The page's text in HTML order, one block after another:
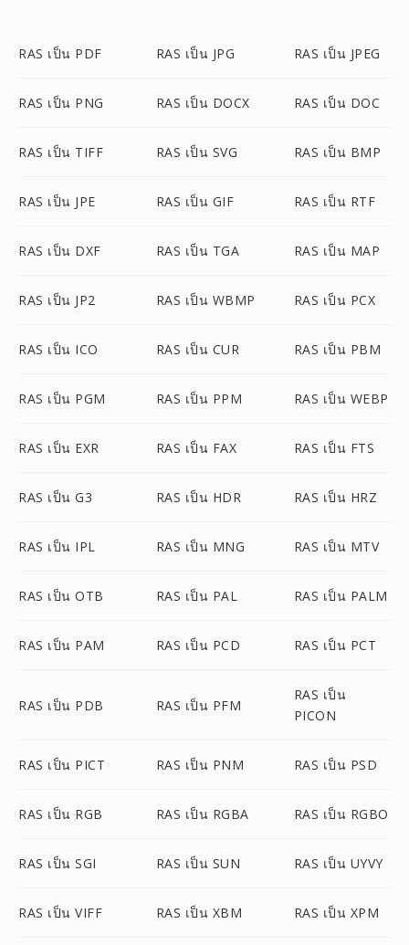
RAS เป็น PDF RAS เป็น JPG RAS เป็น JPEG
RAS เป็น PNG RAS เป็น DOCX RAS เป็น DOC
RAS เป็น TIFF RAS เป็น SVG RAS เป็น BMP
RAS เป็น JPE RAS เป็น GIF RAS เป็น RTF
RAS เป็น DXF RAS เป็น TGA RAS เป็น MAP
RAS เป็น JP2 RAS เป็น WBMP RAS เป็น PCX
RAS เป็น ICO RAS เป็น CUR RAS เป็น PBM
RAS เป็น PGM RAS เป็น PPM RAS เป็น WEBP
RAS เป็น EXR RAS เป็น FAX RAS เป็น FTS
RAS เป็น G3 RAS เป็น HDR RAS เป็น HRZ
RAS เป็น IPL RAS เป็น MNG RAS เป็น MTV
RAS เป็น OTB RAS เป็น PAL RAS เป็น PALM
RAS เป็น PAM RAS เป็น PCD RAS เป็น PCT
RAS เป็น PDB RAS เป็น PFM
RAS เป็น
PICON
RAS เป็น PICT RAS เป็น PNM RAS เป็น PSD
RAS เป็น RGB RAS เป็น RGBA RAS เป็น RGBO
RAS เป็น SGI RAS เป็น SUN RAS เป็น UYVY
RAS เป็น VIFF RAS เป็น XBM RAS เป็น XPM